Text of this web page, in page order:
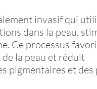
invasif qui
dans la peau,
Ce processus
la peau et réduit
pigmentaires et des